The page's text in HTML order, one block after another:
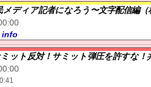
メディア記者になろう〜文字配信編（
info
ミット反対！サミット弾圧を許すな